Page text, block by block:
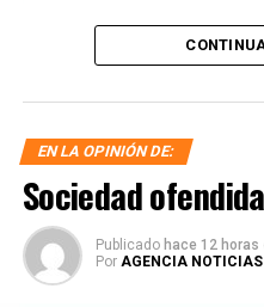
EN LA OPINIÓN DE:
Sociedad
Publicado hace 12 horas
Por AGENCIA NOTICIAS